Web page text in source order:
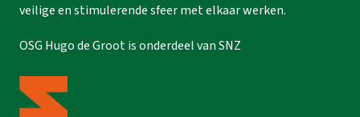
veilige en stimulerende sfeer met elkaar werken.
OSG Hugo de Groot is onderdeel vanSNZ